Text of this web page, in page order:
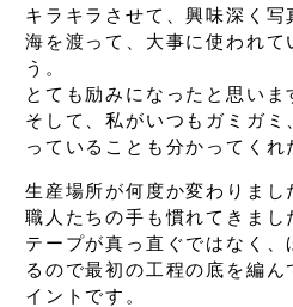
キラキラさせて、興味深く写
海を渡って、大事に使われて
う。
とても励みになったと思いま
そして、私がいつもガミガミ
っていることも 分かってくれ
生産場所が何度か変わりまし
職人たちの手も慣れてきまし
テープが真っ直ぐではなく、
るので最初の工程の底を編ん
イントです。